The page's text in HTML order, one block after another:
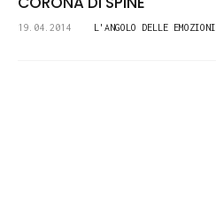
19.04.2014 L'ANGOLO DELLE EMOZIONI